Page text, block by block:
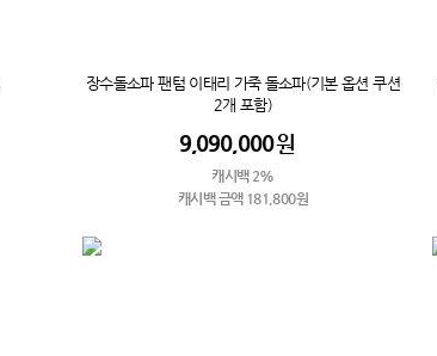
장수돌소파 팬텀 이태리 가죽 돌소파(기본 옵션 쿠션
2개 포함)
9,090,000원
캐시백 2%
캐시백 금액 181,800원